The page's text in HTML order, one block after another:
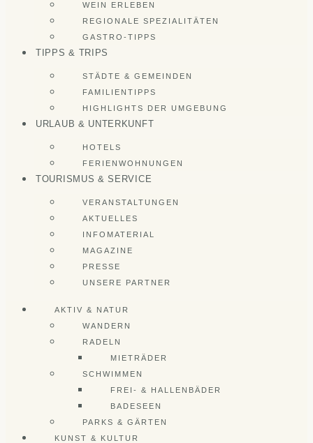
WEIN ERLEBEN
REGIONALE SPEZIALITÄTEN
GASTRO-TIPPS
TIPPS & TRIPS
STÄDTE & GEMEINDEN
FAMILIENTIPPS
HIGHLIGHTS DER UMGEBUNG
URLAUB & UNTERKUNFT
HOTELS
FERIENWOHNUNGEN
TOURISMUS & SERVICE
VERANSTALTUNGEN
AKTUELLES
INFOMATERIAL
MAGAZINE
PRESSE
UNSERE PARTNER
AKTIV & NATUR
WANDERN
RADELN
MIETRÄDER
SCHWIMMEN
FREI- & HALLENBÄDER
BADESEEN
PARKS & GÄRTEN
KUNST & KULTUR